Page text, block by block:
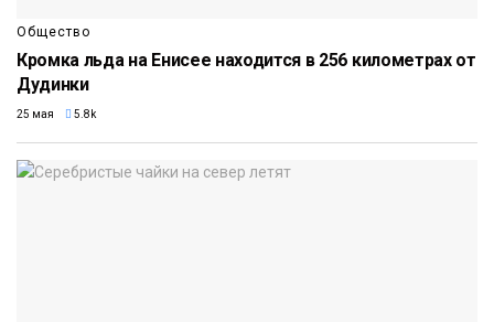
Общество
Кромка льда на Енисее находится в 256 километрах от
Дудинки
25 мая 5.8k